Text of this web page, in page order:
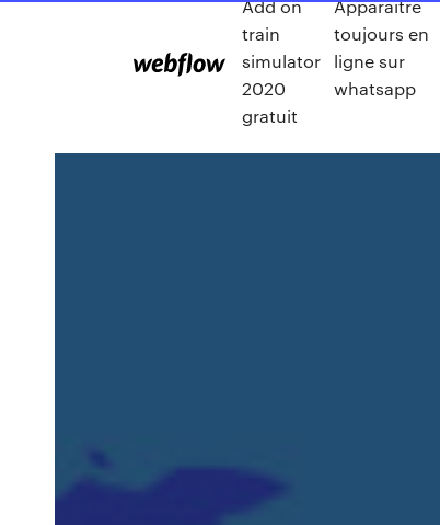
Add on
train
simulator
2020
gratuit
Apparaitre
toujours en
ligne sur
whatsapp